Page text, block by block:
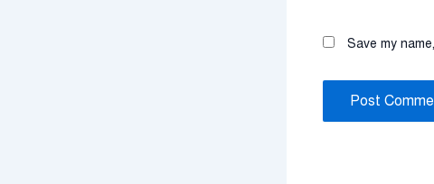
Save my